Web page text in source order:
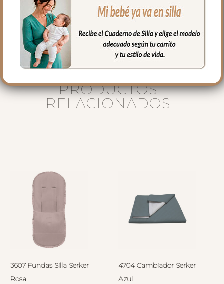
15 cms Alto
10 cms de lomo
PRODUCTOS
RELACIONADOS
3607 Fundas Silla Serker
Rosa
4704 Cambiador Serker
Azul